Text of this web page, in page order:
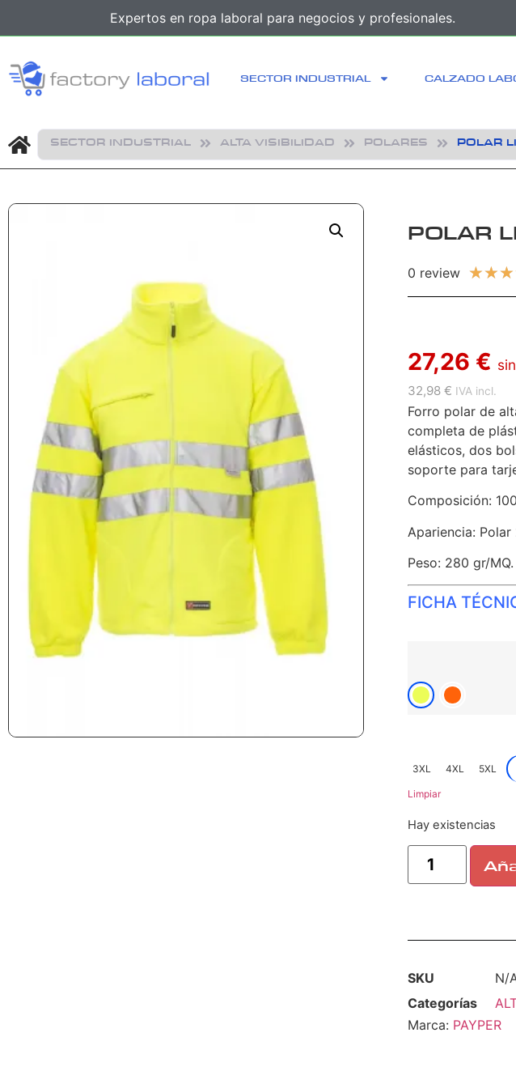
Expertos en ropa laboral para negocios y profesionales.
SECTOR INDUSTRIAL CALZADO
SECTOR INDUSTRIAL ALTA VISIBILIDAD POLARES POLAR
POLAR
0 review ★★★
27,26 €
32,98 € IVA incl.
Forro polar de
completa de
elásticos, dos
soporte para
Composición:
Apariencia: Polar
Peso: 280 gr/MQ.
FICHA
3XL 4XL 5XL
Limpiar
Hay existencias
SKU
N/
Categorías
Marca: PAYPER